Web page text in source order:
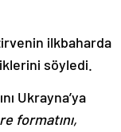
ilkbaharda
söyledi.
Ukrayna’ya
formatını,